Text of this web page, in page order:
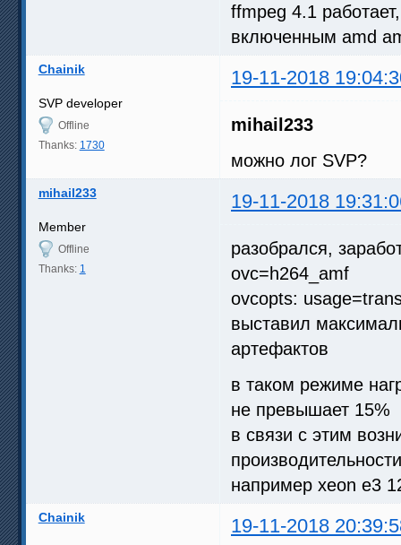
ffmpeg 4.1
включенным amd
Chainik 19-11-2018
SVP developer
Offline
Thanks: 1730
mihail233
можно лог SVP?
mihail233 19-11-2018
Member
Offline
Thanks: 1
разобрался,
ovc=h264_amf
ovcopts:
выставил
артефактов
в таком режиме
не превышает 15%
в связи с этим
например xeon e3
Chainik 19-11-2018